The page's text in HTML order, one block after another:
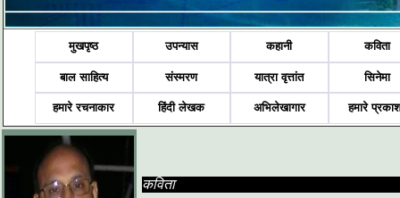
मुखपृष्ठ उपन्यास कहानी कविता
बाल साहित्य संस्मरण यात्रा वृत्तांत सिनेमा
हमारे रचनाकार हिंदी लेखक अभिलेखागार हमारे
कविता